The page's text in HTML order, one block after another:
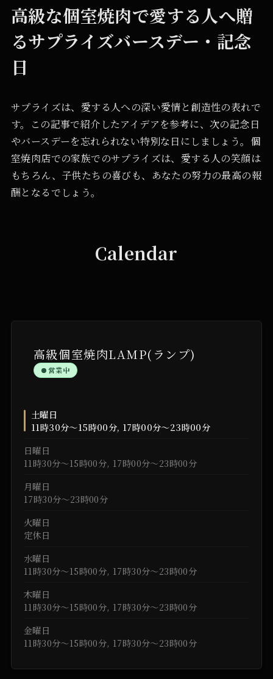
高級な個室焼肉で愛する人へ贈
るサプライズバースデー・記念
日
サプライズは、愛する人への深い愛情と創造性の表れで
す。この記事で紹介したアイデアを参考に、次の記念日
やバースデーを忘れられない特別な日にしましょう。個
室焼肉店での家族でのサプライズは、愛する人の笑顔は
もちろん、子供たちの喜びも、あなたの努力の最高の報
酬となるでしょう。
Calendar
高級個室焼肉LAMP(ランプ)
営業中
土曜日
11時30分～15時00分, 17時00分～23時00分
日曜日
11時30分～15時00分, 17時00分～23時00分
月曜日
17時30分～23時00分
火曜日
定休日
水曜日
11時30分～15時00分, 17時30分～23時00分
木曜日
11時30分～15時00分, 17時30分～23時00分
金曜日
11時30分～15時00分, 17時30分～23時00分